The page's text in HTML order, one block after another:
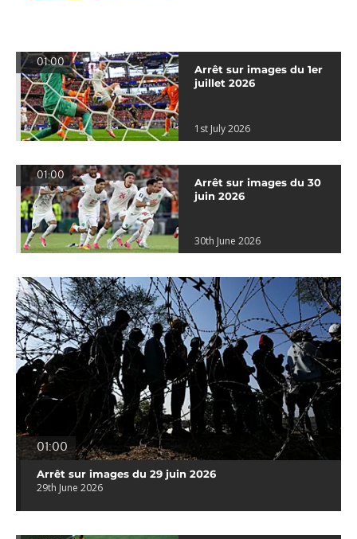
01:00
Arrêt sur images du 1er
juillet 2026
1st July 2026
01:00
Arrêt sur images du 30
juin 2026
30th June 2026
01:00
Arrêt sur images du 29 juin 2026
29th June 2026